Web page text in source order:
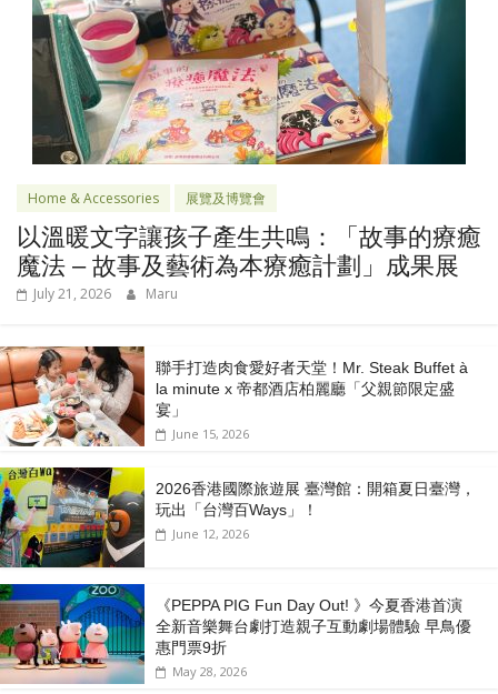
Home & Accessories 展覽及博覽會
以溫暖文字讓孩子產生共鳴：「故事的療癒
魔法 – 故事及藝術為本療癒計劃」成果展
July 21, 2026 Maru
聯手打造肉食愛好者天堂！Mr. Steak Buffet à
la minute x 帝都酒店柏麗廳「⽗親節限定盛
宴」
June 15, 2026
2026香港國際旅遊展 臺灣館：開箱夏日臺灣，
玩出「台灣百Ways」！
June 12, 2026
《PEPPA PIG Fun Day Out! 》今夏香港首演
全新音樂舞台劇打造親子互動劇場體驗 早鳥優
惠門票9折
May 28, 2026